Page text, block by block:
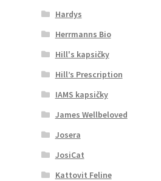
Hardys
Herrmanns Bio
Hill's kapsičky
Hill’s Prescription
IAMS kapsičky
James Wellbeloved
Josera
JosiCat
Kattovit Feline